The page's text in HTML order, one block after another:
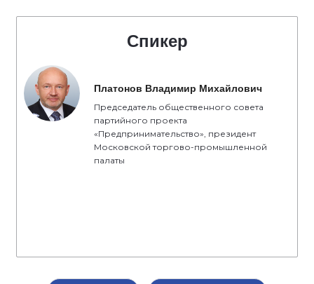
Спикер
Платонов Владимир Михайлович
Председатель общественного совета
партийного проекта
«Предпринимательство», президент
Московской торгово-промышленной
палаты